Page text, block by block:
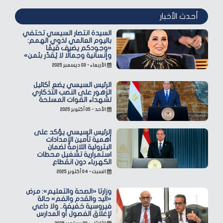
أحدث الأخبار
السيدة انتصار السيسي تحتفي
باليوم العالمي لذوي الهمم:
«وجودكم يضيف قيمًا
وإنسانية وجمالًا لا يُقدّر بثمن»
الأربعاء - ٠٣ ديسمبر ٢٠٢٥
الرئيس السيسي يضع أكاليل
الزهور على النصب التذكاري
لشهداء القوات المسلحة
الأحد - ٠٥ أكتوبر ٢٠٢٥
الرئيس السيسي يؤكد على
أهمية تأمين الإمدادات
البترولية اللازمة لضمان
استمرارية تشغيل محطات
الكهرباء دون انقطاع
السبت - ٠٤ أكتوبر ٢٠٢٥
وزارتا «الصحة والتعليم»: مرض
«اليد والقدم والفم» حالة
فيروسية خفيفة.. ولا داعي
لإغلاق الفصول أو المدارس